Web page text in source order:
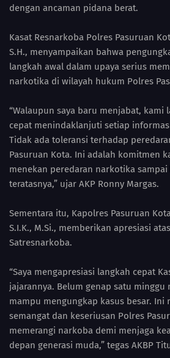
dengan ancaman pidana berat.
Kasat Resnarkoba Polres Pasuruan
S.H., menyampaikan bahwa
langkah awal dalam upaya serius
narkotika di wilayah hukum Polres
“Walaupun saya baru menjabat, kami
cepat menindaklanjuti setiap
Tidak ada toleransi terhadap
Pasuruan Kota. Ini adalah komitmen
menekan peredaran narkotika
teratasnya,” ujar AKP Ronny Margas.
Sementara itu, Kapolres Pasuruan
S.I.K., M.Si., memberikan apresiasi
Satresnarkoba.
“Saya mengapresiasi langkah cepat
jajarannya. Belum genap satu minggu
mampu mengungkap kasus besar. Ini
semangat dan keseriusan Polres
memerangi narkoba demi menjaga
depan generasi muda,” tegas AKBP